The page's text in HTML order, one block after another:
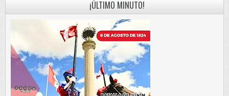
¡ÚLTIMO MINUTO!